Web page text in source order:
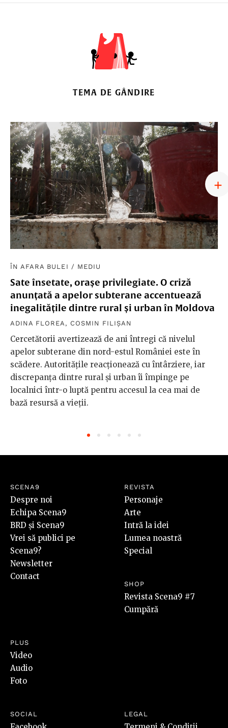
TEMA DE GÂNDIRE
ÎN AFARA BULEI / MEDIU
Sate însetate, orașe privilegiate. O criză
anunțată a apelor subterane accentuează
inegalitățile dintre rural și urban în Moldova
ADINA FLOREA , COSMIN FILIȘAN
Cercetătorii avertizează de ani întregi că nivelul
apelor subterane din nord-estul României este în
scădere. Autoritățile reacționează cu întârziere, iar
discrepanța dintre rural și urban îi împinge pe
localnici într-o luptă pentru accesul la cea mai de
bază resursă a vieții.
SCENA9
Despre noi
Echipa Scena9
BRD și Scena9
Vrei să publici pe
Scena9?
Newsletter
Contact
REVISTA
Personaje
Arte
Intră la idei
Lumea noastră
Special
SHOP
Revista Scena9 #7
Cumpără
PLUS
Video
Audio
Foto
SOCIAL LEGAL